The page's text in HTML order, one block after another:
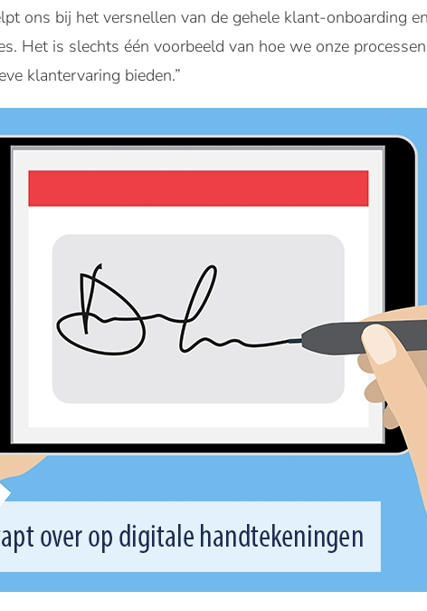
ons bij het versnellen van de gehele klant-onboarding en
Het is slechts één voorbeeld van hoe we onze
klantervaring bieden.”